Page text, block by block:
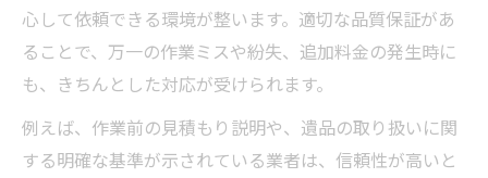
丁寧な遺品整理で心の負担が軽減される仕
組み
遺品整理スタッフの対応力が満足度を左右
供養や仕分けも丁寧に行う遺品整理の価値
遺品整理のサービス内容と品質保証の関係
心して依頼できる環境が整います。適切な品質保証があ
ることで、万一の作業ミスや紛失、追加料金の発生時に
も、きちんとした対応が受けられます。
例えば、作業前の見積もり説明や、遺品の取り扱いに関
する明確な基準が示されている業者は、信頼性が高いと